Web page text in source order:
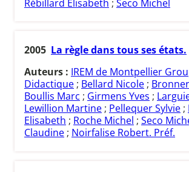
Rébillard Elisabeth ; Seco Michel
2005 La règle dans tous ses états.
Auteurs : IREM de Montpellier
Didactique ; Bellard Nicole ;
Boullis Marc ; Girmens Yves ;
Lewillion Martine ; Pellequer Sylvie ;
Elisabeth ; Roche Michel ; Seco
Claudine ; Noirfalise Robert. Préf.